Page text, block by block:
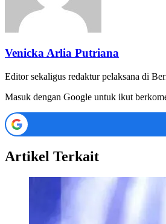
Venicka Arlia Putriana
Editor sekaligus redaktur pelaksana di
Masuk dengan Google untuk ikut
Artikel Terkait